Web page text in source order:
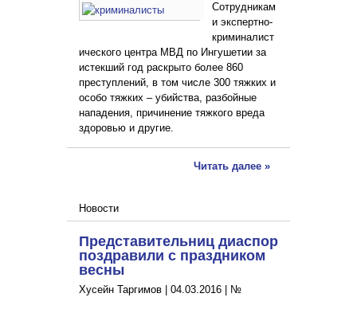
Сотрудникам
и экспертно-
криминалист
ического центра МВД по Ингушетии за
истекший год раскрыто более 860
преступлений, в том числе 300 тяжких и
особо тяжких – убийства, разбойные
нападения, причинение тяжкого вреда
здоровью и другие.
Читать далее »
Новости
Представительниц диаспор
поздравили с праздником
весны
Хусейн Таргимов | 04.03.2016 №